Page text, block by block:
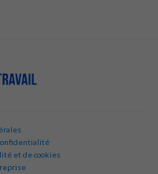
et de cookies